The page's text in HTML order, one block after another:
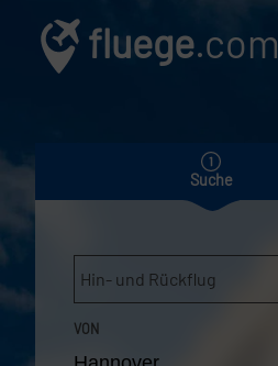
fluege.com
Suche
Hin- und Rückflug
VON